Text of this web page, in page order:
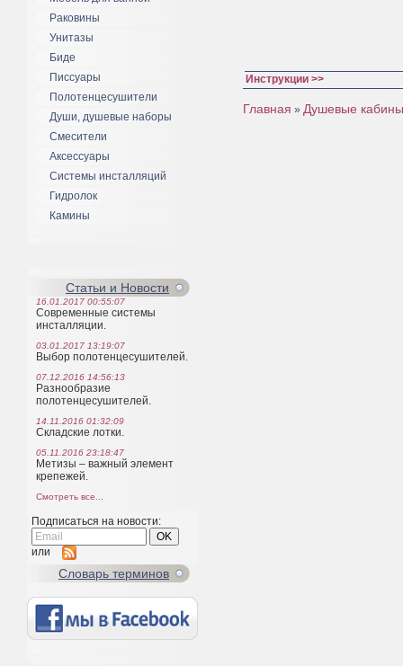
Раковины
Унитазы
Биде
Писсуары
Полотенцесушители
Души, душевые наборы
Смесители
Аксессуары
Системы инсталляций
Гидролок
Камины
Статьи и Новости
16.01.2017 00:55:07
Современные системы
инсталляции.
03.01.2017 13:19:07
Выбор полотенцесушителей.
07.12.2016 14:56:13
Разнообразие
полотенцесушителей.
14.11.2016 01:32:09
Складские лотки.
05.11.2016 23:18:47
Метизы – важный элемент
крепежей.
Смотреть все...
Подписаться на новости:
или
Cловарь терминов
Инструкции >>
Главная » Душевые кабины